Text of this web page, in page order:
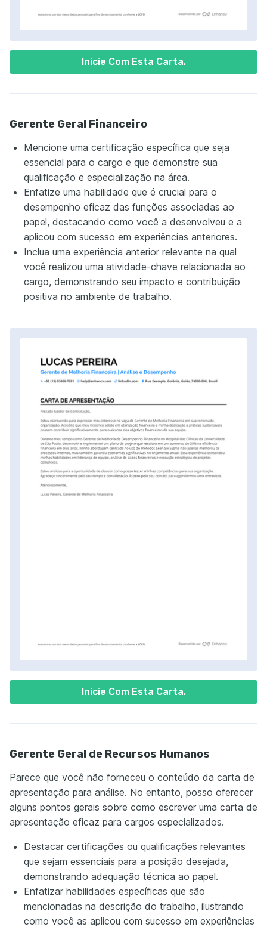
Inicie Com Esta Carta.
Inicie Com Esta Carta.
Gerente Geral Financeiro
Mencione uma certificação específica que seja
essencial para o cargo e que demonstre sua
qualificação e especialização na área.
Enfatize uma habilidade que é crucial para o
desempenho eficaz das funções associadas ao
papel, destacando como você a desenvolveu e a
aplicou com sucesso em experiências anteriores.
Inclua uma experiência anterior relevante na qual
você realizou uma atividade-chave relacionada ao
cargo, demonstrando seu impacto e contribuição
positiva no ambiente de trabalho.
Gerente Geral de Recursos Humanos
Parece que você não forneceu o conteúdo da carta de
apresentação para análise. No entanto, posso oferecer
alguns pontos gerais sobre como escrever uma carta de
apresentação eficaz para cargos especializados.
Destacar certificações ou qualificações relevantes
que sejam essenciais para a posição desejada,
demonstrando adequação técnica ao papel.
Enfatizar habilidades específicas que são
mencionadas na descrição do trabalho, ilustrando
como você as aplicou com sucesso em experiências